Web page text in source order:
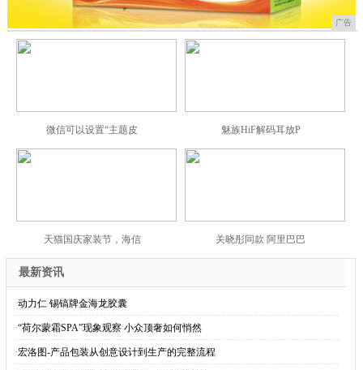
广告
微信可以设置“主题皮 魅族HiF解码耳放P
天猫国庆家装节，海信 关晓彤同款 阿里巴巴
最新资讯
·动力仁 锡镐牌金海龙胶囊
·“荷尔蒙霜SPA”现象观察 小众顶奢如何悄然
·宏洛图-产品包装从创意设计到生产的完整流程